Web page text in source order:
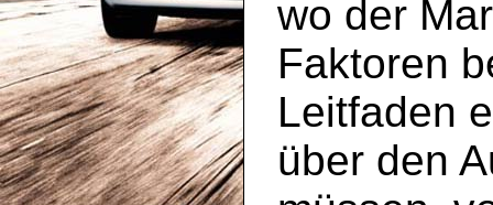
wo der
Faktoren
Leitfaden
über den